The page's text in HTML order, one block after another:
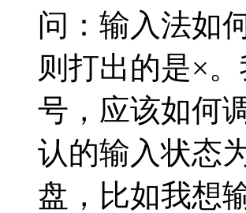
问：输入法如
则打出的是×
号，应该如何
认的输入状态
盘，比如我想